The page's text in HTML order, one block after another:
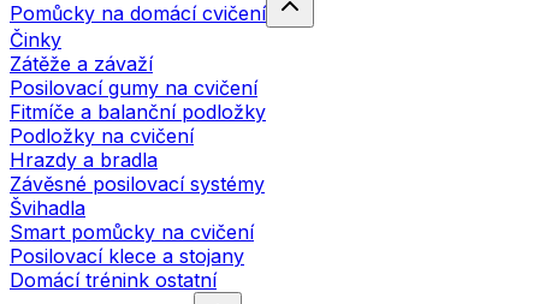
Pomůcky na domácí cvičení
Činky
Zátěže a závaží
Posilovací gumy na cvičení
Fitmíče a balanční podložky
Podložky na cvičení
Hrazdy a bradla
Závěsné posilovací systémy
Švihadla
Smart pomůcky na cvičení
Posilovací klece a stojany
Domácí trénink ostatní